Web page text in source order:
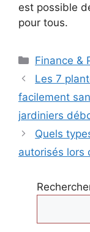
est possible
pour tous.
Catégories
Finance &
Les 7
facilement
jardiniers
Quels
autorisés lors